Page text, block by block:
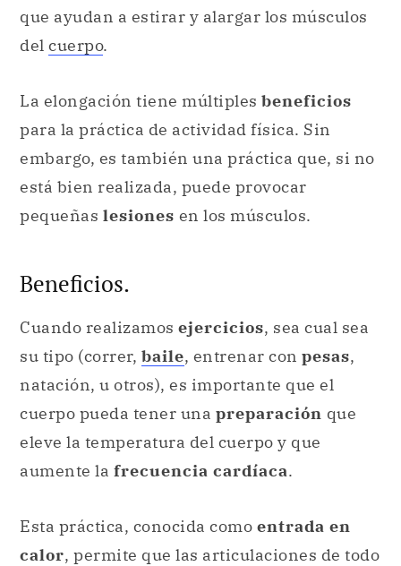
que ayudan a estirar y alargar los músculos
del cuerpo.
La elongación tiene múltiples beneficios
para la práctica de actividad física. Sin
embargo, es también una práctica que, si no
está bien realizada, puede provocar
pequeñas lesiones en los músculos.
Beneficios.
Cuando realizamos ejercicios, sea cual sea
su tipo (correr, baile, entrenar con pesas,
natación, u otros), es importante que el
cuerpo pueda tener una preparación que
eleve la temperatura del cuerpo y que
aumente la frecuencia cardíaca.
Esta práctica, conocida como entrada en
calor, permite que las articulaciones de todo